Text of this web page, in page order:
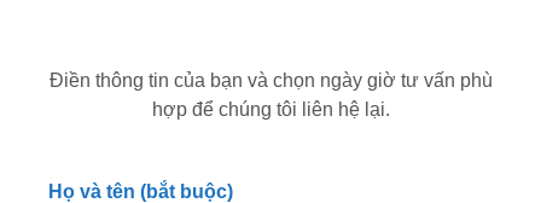
Điền thông tin của bạn và chọn ngày giờ tư vấn phù
hợp để chúng tôi liên hệ lại.
Họ và tên (bắt buộc)